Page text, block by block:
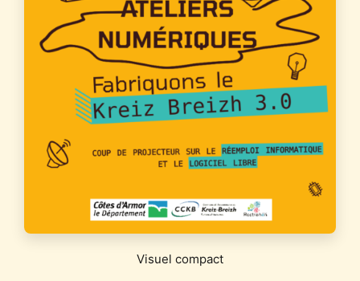
Visuel compact